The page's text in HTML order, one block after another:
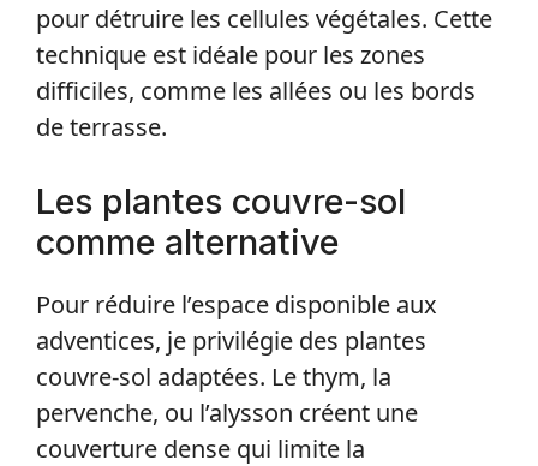
pour détruire les cellules végétales. Cette
technique est idéale pour les zones
difficiles, comme les allées ou les bords
de terrasse.
Les plantes couvre-sol
comme alternative
Pour réduire l’espace disponible aux
adventices, je privilégie des plantes
couvre-sol adaptées. Le thym, la
pervenche, ou l’alysson créent une
couverture dense qui limite la